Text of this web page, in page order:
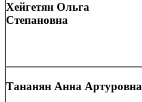
Хейгетян Ольга
Степановна
Тананян Анна Артуровна